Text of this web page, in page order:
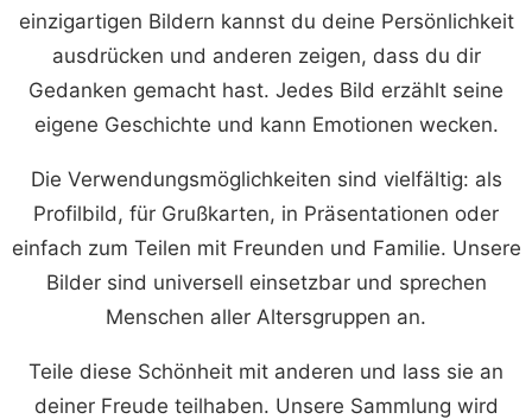
einzigartigen Bildern kannst du deine Persönlichkeit
ausdrücken und anderen zeigen, dass du dir
Gedanken gemacht hast. Jedes Bild erzählt seine
eigene Geschichte und kann Emotionen wecken.
Die Verwendungsmöglichkeiten sind vielfältig: als
Profilbild, für Grußkarten, in Präsentationen oder
einfach zum Teilen mit Freunden und Familie. Unsere
Bilder sind universell einsetzbar und sprechen
Menschen aller Altersgruppen an.
Teile diese Schönheit mit anderen und lass sie an
deiner Freude teilhaben. Unsere Sammlung wird